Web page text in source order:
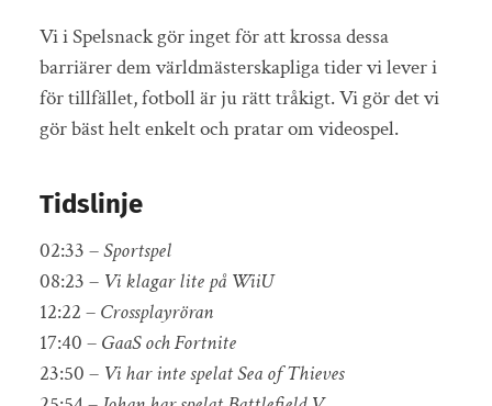
Vi i Spelsnack gör inget för att krossa dessa
barriärer dem världmästerskapliga tider vi lever i
för tillfället, fotboll är ju rätt tråkigt. Vi gör det vi
gör bäst helt enkelt och pratar om videospel.
Tidslinje
02:33 –Sportspel
08:23 – Vi klagar lite på WiiU
12:22 – Crossplayröran
17:40 – GaaS och Fortnite
23:50 – Vi har inte spelat Sea of Thieves